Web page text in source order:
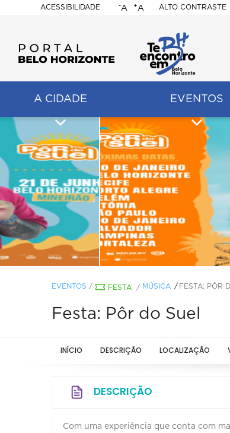
ACESSIBILIDADE
BELO
HORIZONTE
-A +A ALTO CONTRASTE
A CIDADE EVENTOS
EVENTOS / FESTA / MÚSICA FESTA: PÔR
Festa: Pôr do Suel
INÍCIO DESCRIÇÃO LOCALIZAÇÃO
DESCRIÇÃO
Com uma experiência que conta com